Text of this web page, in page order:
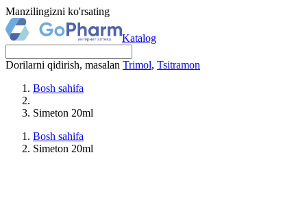
Manzilingizni ko'rsating
Katalog
Dorilarni qidirish, masalan Trimol, Tsitramon
Bosh sahifa
Simeton 20ml
Bosh sahifa
Simeton 20ml